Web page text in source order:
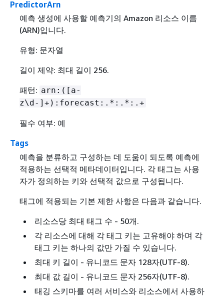
PredictorArn
예측 생성에 사용할 예측기의 Amazon 리소스 이름
(ARN)입니다.
유형: 문자열
길이 제약: 최대 길이 256.
패턴: arn:([a-
z\d-]+):forecast:.*:.*:.+
필수 여부: 예
Tags
예측을 분류하고 구성하는 데 도움이 되도록 예측에
적용하는 선택적 메타데이터입니다. 각 태그는 사용
자가 정의하는 키와 선택적 값으로 구성됩니다.
태그에 적용되는 기본 제한 사항은 다음과 같습니다.
리소스당 최대 태그 수 - 50개.
각 리소스에 대해 각 태그 키는 고유해야 하며 각
태그 키는 하나의 값만 가질 수 있습니다.
최대 키 길이 - 유니코드 문자 128자(UTF-8).
최대 값 길이 - 유니코드 문자 256자(UTF-8).
태깅 스키마를 여러 서비스와 리소스에서 사용하